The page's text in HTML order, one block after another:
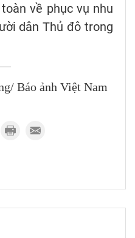
về phục vụ nhu
dân Thủ đô trong
Báo ảnh Việt Nam